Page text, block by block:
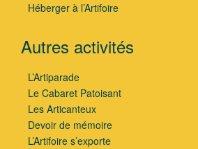
Héberger à l’Artifoire
Autres activités
L’Artiparade
Le Cabaret Patoisant
Les Articanteux
Devoir de mémoire
L’Artifoire s’exporte